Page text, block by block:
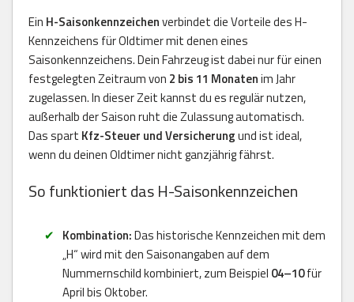
Ein H-Saisonkennzeichenverbindet die Vorteile des H-
Kennzeichens für Oldtimer mit denen eines
Saisonkennzeichens. Dein Fahrzeug ist dabei nur für einen
festgelegten Zeitraum von 2 bis 11 Monatenim Jahr
zugelassen. In dieser Zeit kannst du es regulär nutzen,
außerhalb der Saison ruht die Zulassung automatisch.
Das spart Kfz-Steuer und Versicherungund ist ideal,
wenn du deinen Oldtimer nicht ganzjährig fährst.
So funktioniert das H-Saisonkennzeichen
Kombination:Das historische Kennzeichen mit dem
„H“ wird mit den Saisonangaben auf dem
Nummernschild kombiniert, zum Beispiel 04–10für
April bis Oktober.